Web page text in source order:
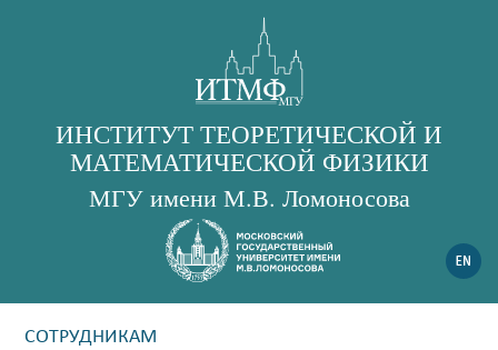
ИНСТИТУТ ТЕОРЕТИЧЕСКОЙ И
МАТЕМАТИЧЕСКОЙ ФИЗИКИ
МГУ имени М.В. Ломоносова
СОТРУДНИКАМ